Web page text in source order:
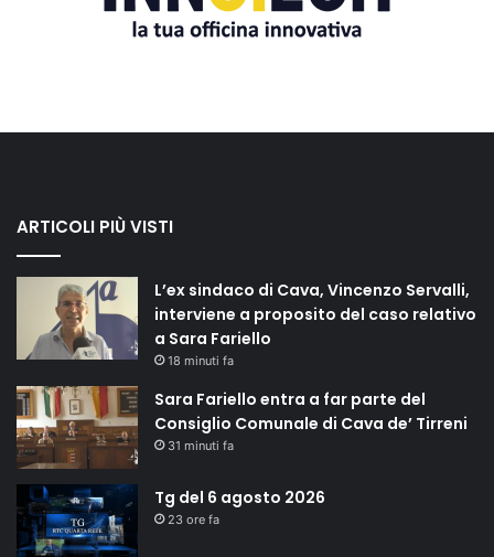
ARTICOLI PIÙ VISTI
L’ex sindaco di Cava, Vincenzo Servalli,
interviene a proposito del caso relativo
a Sara Fariello
18 minuti fa
Sara Fariello entra a far parte del
Consiglio Comunale di Cava de’ Tirreni
31 minuti fa
Tg del 6 agosto 2026
23 ore fa